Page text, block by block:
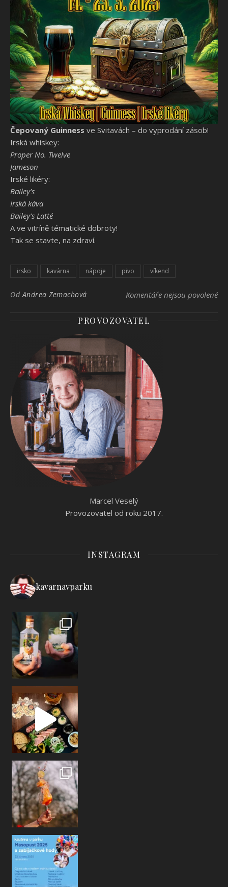
Čepovaný Guinness ve Svitavách – do vyprodání zásob!
Irská whiskey:
Proper No. Twelve
Jameson
Irské likéry:
Bailey’s
Irská káva
Bailey’s Latté
A ve vitríně tématické dobroty!
Tak se stavte, na zdraví.
irsko kavárna nápoje pivo víkend
OdAndrea Zemachová Komentáře nejsou povolenéu
PROVOZOVATEL
Marcel Veselý
Provozovatel od roku 2017.
INSTAGRAM
kavarnavparku